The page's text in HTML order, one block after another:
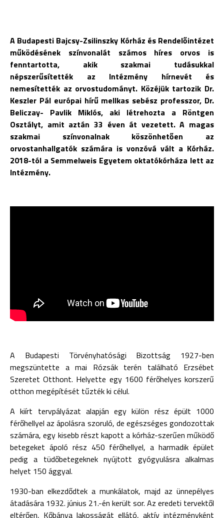
A Budapesti Bajcsy-Zsilinszky Kórház és Rendelőintézet
működésének színvonalát számos híres orvos is
fenntartotta, akik szakmai tudásukkal
népszerűsítették az Intézmény hírnevét és
nemesítették az orvostudományt. Közéjük tartozik Dr.
Keszler Pál európai hírű mellkas sebész professzor, Dr.
Beliczay- Pavlik Miklós, aki létrehozta a Röntgen
Osztályt, amit aztán 33 éven át vezetett. A magas
szakmai színvonalnak köszönhetően az
orvostanhallgatók számára is vonzóvá vált a Kórház.
2018-tól a Semmelweis Egyetem oktatókórháza lett az
Intézmény.
A Budapesti Törvényhatósági Bizottság 1927-ben
megszüntette a mai Rózsák terén található Erzsébet
Szeretet Otthont. Helyette egy 1600 férőhelyes korszerű
otthon megépítését tűzték ki célul.
A kiírt tervpályázat alapján egy külön rész épült 1000
férőhellyel az ápolásra szoruló, de egészséges gondozottak
számára, egy kisebb részt kapott a kórház-szerűen működő
betegeket ápoló rész 450 férőhellyel, a harmadik épület
pedig a tüdőbetegeknek nyújtott gyógyulásra alkalmas
helyet 150 ággyal.
1930-ban elkezdődtek a munkálatok, majd az ünnepélyes
átadására 1932. június 21.-én került sor. Az eredeti tervektől
eltérően, Kőbánya lakosságát ellátó, aktív intézményként